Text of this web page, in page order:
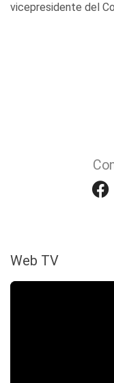
vicepresidente del
Web TV